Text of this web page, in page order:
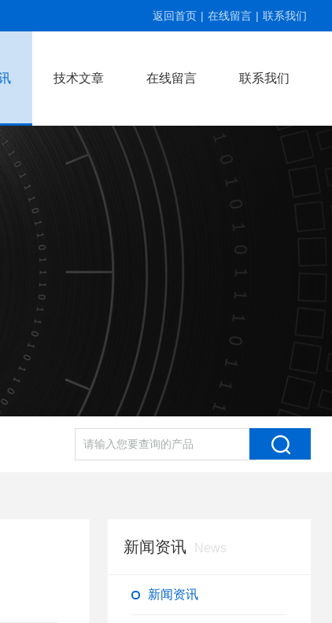
返回首页 | 在线留言 | 联系我们
技术文章 在线留言 联系我们
新闻资讯 News
新闻资讯